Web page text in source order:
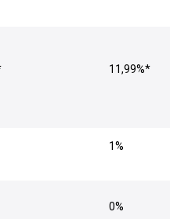
11,99%*
1%
0%